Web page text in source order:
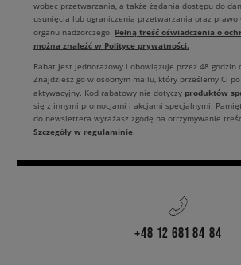
wobec przetwarzania, a także żądania dostępu do
usunięcia lub ograniczenia przetwarzania oraz
organu nadzorczego. Pełną treść oświadczenia o
można znaleźć w Polityce prywatności.
Rabat jest jednorazowy i obowiązuje przez 48 godzin
Znajdziesz go w osobnym mailu, który prześlemy Ci
aktywacyjny. Kod rabatowy nie dotyczy produktów
się z innymi promocjami i akcjami specjalnymi.
do newslettera wyrażasz zgodę na otrzymywanie
Szczegóły w regulaminie.
+48 12 681 84 84